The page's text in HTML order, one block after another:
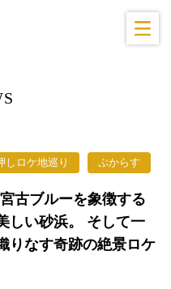
しロケ地巡り ぷからす
古ブルーを象徴する
しい砂浜。 そして一
りなす奇跡の絶景ロケ